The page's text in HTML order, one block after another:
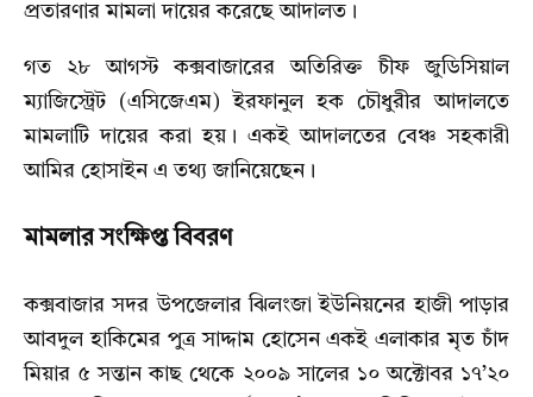
প্রতারণার মামলা দায়ের করেছে আদালত।
গত ২৮ আগস্ট কক্সবাজারের অতিরিক্ত চীফ জুডিসিয়াল
ম্যাজিস্ট্রেট (এসিজেএম) ইরফানুল হক চৌধুরীর আদালতে
মামলাটি দায়ের করা হয়। একই আদালতের বেঞ্চ সহকারী
আমির হোসাইন এ তথ্য জানিয়েছেন।
মামলার সংক্ষিপ্ত বিবরণ
কক্সবাজার সদর উপজেলার ঝিলংজা ইউনিয়নের হাজী পাড়ার
আবদুল হাকিমের পুত্র সাদ্দাম হোসেন একই এলাকার মৃত চাঁদ
মিয়ার ৫ সন্তান কাছ থেকে ২০০৯ সালের ১০ অক্টোবর ১৭’২০